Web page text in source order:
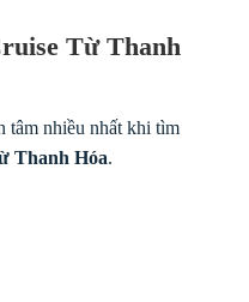
Từ Thanh
tâm nhiều nhất khi tìm
Thanh Hóa.